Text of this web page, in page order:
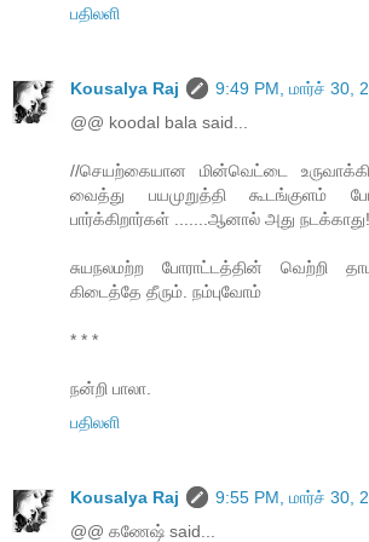
பதிலளி
Kousalya Raj
9:49 PM, மார்ச் 30,
@@ koodal bala said...
//செயற்கையான மின்வெட்டை
வைத்து பயமுறுத்தி கூடங்குளம்
பார்க்கிறார்கள் .......ஆனால் அது
சுயநலமற்ற போராட்டத்தின் வெற்றி
கிடைத்தே தீரும். நம்புவோம்
* * *
நன்றி பாலா.
பதிலளி
Kousalya Raj
9:55 PM, மார்ச் 30,
@@ கணேஷ் said...